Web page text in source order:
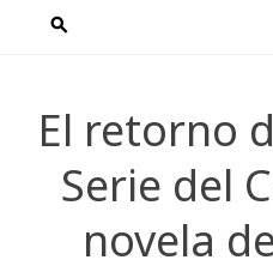
El retorno
Serie del
novela